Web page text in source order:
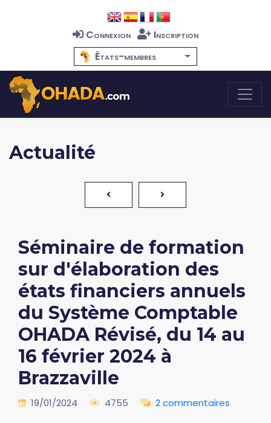
Connexion
Inscription
États-membres
Actualité
Séminaire de formation
sur d'élaboration des
états financiers annuels
du Système Comptable
OHADA Révisé, du 14 au
16 février 2024 à
Brazzaville
19/01/2024 4755 2 commentaires